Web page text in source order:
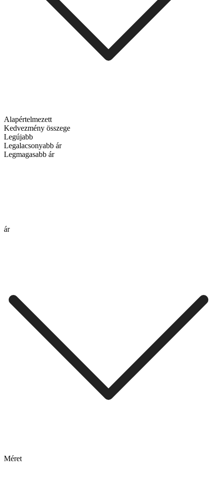
Alapértelmezett
Kedvezmény összege
Legújabb
Legalacsonyabb ár
Legmagasabb ár
ár
Méret